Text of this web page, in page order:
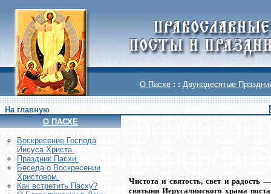
О Пасхе : : Двунадесятые
На главную
О ПАСХЕ
Воскреcение Господа
Иисуса Христа.
Праздник Пасхи.
Беседа о Воскресении
Христовом.
Как встретить Пасху?
Чистота и святость, свет и радость
святыни Иерусалимского храма